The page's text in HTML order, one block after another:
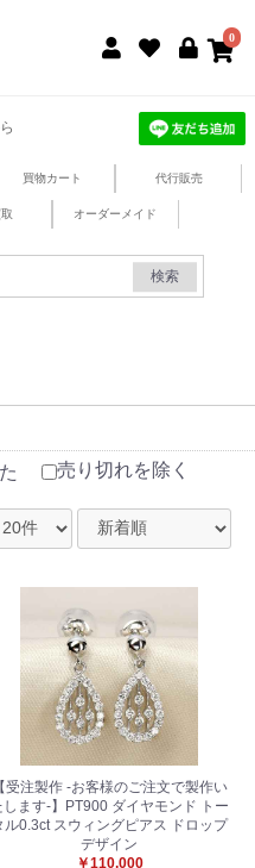
0
買物カート 代行販売
オーダーメイド
検索
売り切れを除く
【受注製作 -お客様のご注文で製作い
します-】PT900 ダイヤモンド トー
ル0.3ct スウィングピアス ドロップ
デザイン
￥110,000